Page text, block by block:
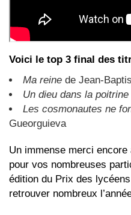
Voici le top 3 final des
Ma reine de Jean-
Un dieu dans la poitrine
Les cosmonautes ne
Gueorguieva
Un immense merci
pour vos nombreuses
édition du Prix des
retrouver nombreux